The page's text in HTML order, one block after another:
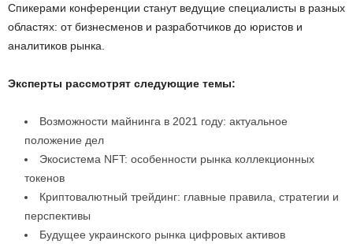
Спикерами конференции станут ведущие специалисты в разных
областях: от бизнесменов и разработчиков до юристов и
аналитиков рынка.
Эксперты рассмотрят следующие темы:
Возможности майнинга в 2021 году: актуальное
положение дел
Экосистема NFT: особенности рынка коллекционных
токенов
Криптовалютный трейдинг: главные правила, стратегии и
перспективы
Будущее украинского рынка цифровых активов